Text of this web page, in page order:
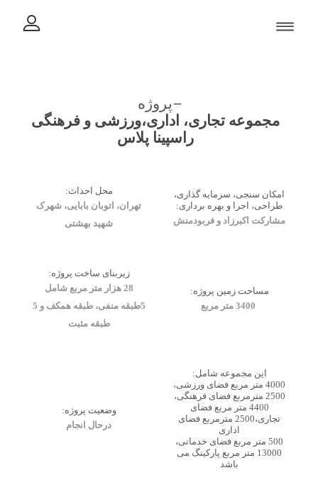
پروژه
مجموعه تجاری، اداری،ورزشی و فرهنگی
راسپینا پلاس
امکان سنجی، سرمایه گذاری،
طراحی، اجرا و بهره برداری:
مشارکت اکبرزاد و فربودمنش
محل احداث:
تهران، اتوبان بابایی، شهرک
شهید بهشتی
مساحت زمین پروژه:
زیربنای ساخت پروژه:
28 هزار متر مربع شامل
5طبقه منفی، طبقه همکف و 5
طبقه مثبت
این مجموعه شامل:
4000 متر مربع فضای ورزشی،
2500 مترمربع فضای فرهنگی،
4400 متر مربع فضای
تجاری،2500 مترمربع فضای
اداری
500 متر مربع فضای خدماتی،
13000 متر مربع پارکینگ می
باشد
وضعیت پروژه:
درحال انجام